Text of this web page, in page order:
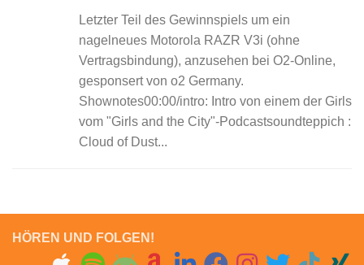
Letzter Teil des Gewinnspiels um ein
nagelneues Motorola RAZR V3i (ohne
Vertragsbindung), anzusehen bei O2-Online,
gesponsert von o2 Germany.
Shownotes00:00/intro: Intro von einem der Girls
vom "Girls and the City"-Podcastsoundteppich :
Cloud of Dust...
HÖREN UND FOLGEN!